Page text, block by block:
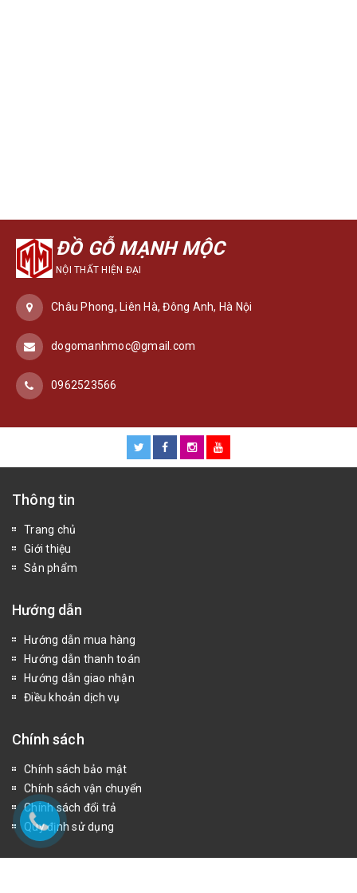
ĐỒ GỖ MẠNH MỘC
NỘI THẤT HIỆN ĐẠI
Châu Phong, Liên Hà, Đông Anh, Hà Nội
dogomanhmoc@gmail.com
0962523566
Thông tin
Trang chủ
Giới thiệu
Sản phẩm
Hướng dẫn
Hướng dẫn mua hàng
Hướng dẫn thanh toán
Hướng dẫn giao nhận
Điều khoản dịch vụ
Chính sách
Chính sách bảo mật
Chính sách vận chuyển
Chính sách đổi trả
Quy định sử dụng